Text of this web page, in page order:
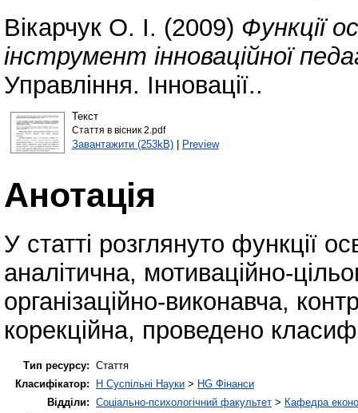
Вікарчук О. І. (2009) Функції
інструмент інноваційної
Управління. Інновації..
Текст
Стаття в вісник 2.pdf
Завантажити (253kB)| Preview
Анотація
У статті розглянуто функції
аналітична, мотиваційно-
організаційно-виконавча,
корекційна, проведено
Тип ресурсу: Стаття
Класифікатор:
H Суспільні Науки > HG Фінанси
Відділи: Соціально-психологічний факультет > Кафедра